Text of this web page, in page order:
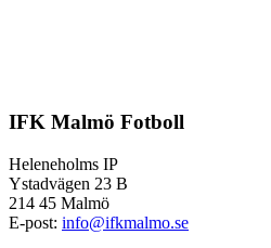
IFK Malmö Fotboll
Heleneholms IP
Ystadvägen 23 B
214 45 Malmö
E-post: info@ifkmalmo.se